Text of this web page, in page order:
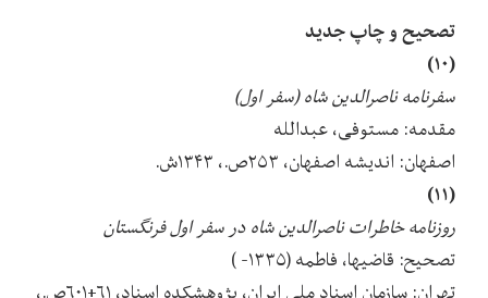
تصحیح و چاپ جدید
(۱۰)
سفرنامه ناصرالدین شاه (سفر اول)
مقدمه: مستوفی، عبدالله
اصفهان: اندیشه اصفهان، ۲۵۳ص.، ۱۳۴۳ش.
(۱۱)
روزنامه خاطرات ناصرالدین شاه در سفر اول فرنگستان
تصحیح: قاضیها، فاطمه (۱۳۳۵- )